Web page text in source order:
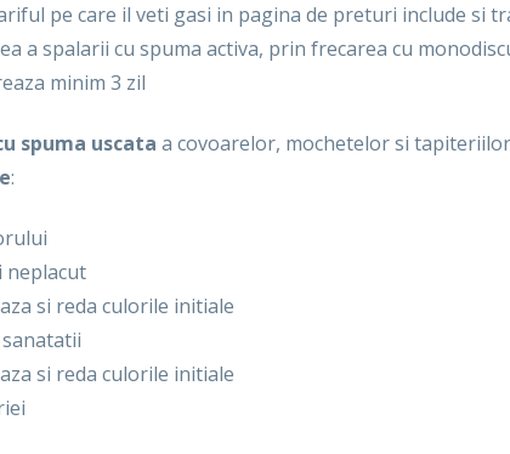
pe care il veti gasi in pagina de preturi include si
a spalarii cu spuma activa, prin frecarea cu
minim 3 zil
spuma uscata a covoarelor, mochetelor si
:
neplacut
si reda culorile initiale
si reda culorile initiale